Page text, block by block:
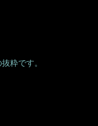
粋です。